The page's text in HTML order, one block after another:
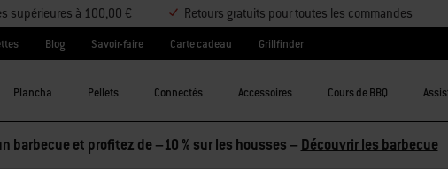
supérieures à 100,00 € Retours gratuits pour toutes les commandes
Blog Savoir-faire Carte cadeau Grillfinder
Plancha Pellets Connectés Accessoires Cours de BBQ
2 accessoires et économisez 5 %, ou 3 accessoires et économisez 10 % –